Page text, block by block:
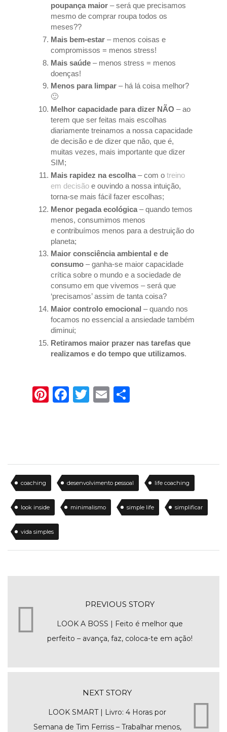
poupança maior – será que precisamos
mesmo de comprar roupa todos os
meses??
Mais bem-estar – menos coisas e
compromissos = menos stress!
Mais saúde – menos stress = menos
doenças!
Menos para limpar – há lá coisa melhor?
🙂
Melhor capacidade para dizer NÃO – ao
terem que ser feitas mais escolhas
diariamente treinamos a nossa capacidade
de decisão e de dizer que não, que é,
muitas vezes, mais importante que dizer
SIM;
Mais rapidez na escolha – com o treino
em decisão e ouvindo a nossa intuição,
torna-se mais fácil fazer escolhas;
Menor pegada ecológica – quando temos
menos, consumimos menos
e contribuímos menos para a destruição do
planeta;
Maior consciência ambiental e de
consumo – ganha-se maior capacidade
crítica sobre o mundo e a sociedade de
consumo em que vivemos – será que
‘precisamos’ assim de tanta coisa?
Maior controlo emocional – quando nos
focamos no essencial a ansiedade também
diminui;
Retiramos maior prazer nas tarefas que
realizamos e do tempo que utilizamos.
Pinterest
Facebook
Twitter
Email
coaching desenvolvimento pessoal life coaching
look inside minimalismo simple life simplificar
vida simples
PREVIOUS STORY
LOOK A BOSS | Feito é melhor que
perfeito – avança, faz, coloca-te em ação!
NEXT STORY
LOOK SMART | Livro: 4 Horas por
Semana de Tim Ferriss – Trabalhar menos,